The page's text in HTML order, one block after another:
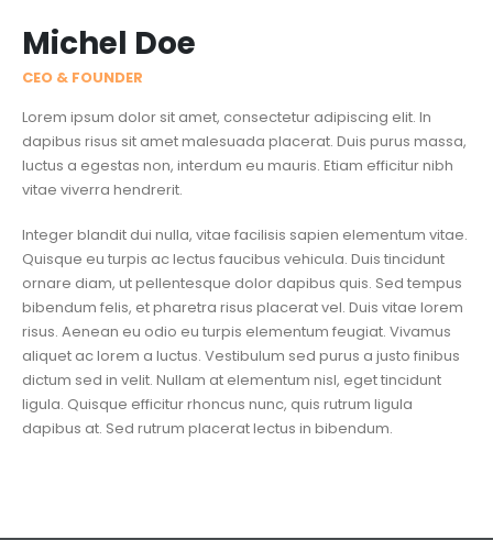
Michel Doe
CEO & FOUNDER
Lorem ipsum dolor sit amet, consectetur adipiscing elit. In
dapibus risus sit amet malesuada placerat. Duis purus massa,
luctus a egestas non, interdum eu mauris. Etiam efficitur nibh
vitae viverra hendrerit.
Integer blandit dui nulla, vitae facilisis sapien elementum vitae.
Quisque eu turpis ac lectus faucibus vehicula. Duis tincidunt
ornare diam, ut pellentesque dolor dapibus quis. Sed tempus
bibendum felis, et pharetra risus placerat vel. Duis vitae lorem
risus. Aenean eu odio eu turpis elementum feugiat. Vivamus
aliquet ac lorem a luctus. Vestibulum sed purus a justo finibus
dictum sed in velit. Nullam at elementum nisl, eget tincidunt
ligula. Quisque efficitur rhoncus nunc, quis rutrum ligula
dapibus at. Sed rutrum placerat lectus in bibendum.